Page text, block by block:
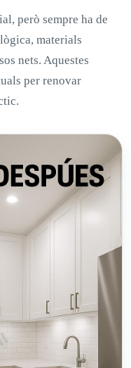
però sempre ha de
materials
nets. Aquestes
per renovar